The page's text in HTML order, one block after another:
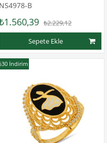
NS4978-B
₺2.229,12
Sepete Ekle
İndirim